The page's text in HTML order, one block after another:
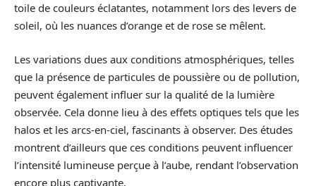
toile de couleurs éclatantes, notamment lors des levers de
soleil, où les nuances d’orange et de rose se mêlent.
Les variations dues aux conditions atmosphériques, telles
que la présence de particules de poussière ou de pollution,
peuvent également influer sur la qualité de la lumière
observée. Cela donne lieu à des effets optiques tels que les
halos et les arcs-en-ciel, fascinants à observer. Des études
montrent d’ailleurs que ces conditions peuvent influencer
l’intensité lumineuse perçue à l’aube, rendant l’observation
encore plus captivante.